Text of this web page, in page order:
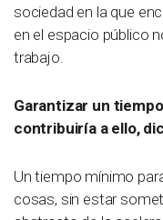
sociedad en la que
en el espacio público
trabajo.
Garantizar un
contribuiría a ello,
Un tiempo mínimo
cosas, sin estar